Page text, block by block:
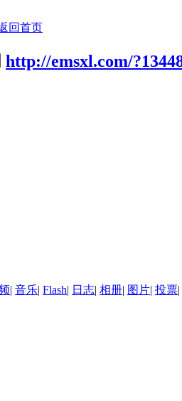
回首页
http://emsxl.com/
| 音乐| Flash| 日志| 相册| 图片| 投票|